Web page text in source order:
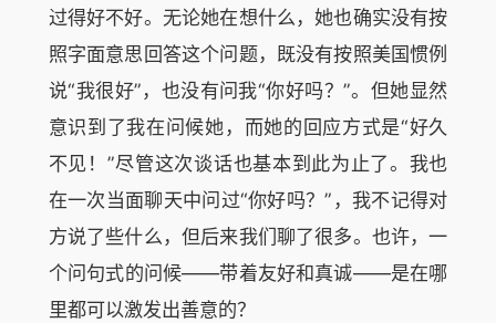
过得好不好。无论她在想什么，她也确实没有按
照字面意思回答这个问题，既没有按照美国惯例
说“我很好”，也没有问我“你好吗？”。但她显然
意识到了我在问候她，而她的回应方式是“好久
不见！”尽管这次谈话也基本到此为止了。我也
在一次当面聊天中问过“你好吗？”，我不记得对
方说了些什么，但后来我们聊了很多。也许，一
个问句式的问候——带着友好和真诚——是在哪
里都可以激发出善意的？